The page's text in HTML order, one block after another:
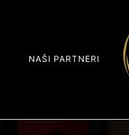
NAŠI PARTNERI